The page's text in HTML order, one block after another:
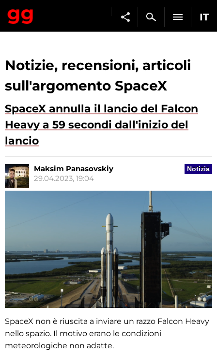
IT
Notizie, recensioni, articoli
sull'argomento SpaceX
SpaceX annulla il lancio del Falcon
Heavy a 59 secondi dall'inizio del
lancio
Notizia
Maksim Panasovskiy
29.04.2023, 19:04
SpaceX non è riuscita a inviare un razzo Falcon Heavy
nello spazio. Il motivo erano le condizioni
meteorologiche non adatte.